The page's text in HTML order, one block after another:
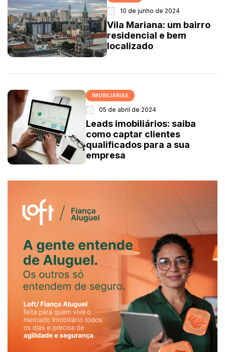
10 de junho de 2024
Vila Mariana: um bairro
residencial e bem
localizado
IMOBILIÁRIAS
05 de abril de 2024
Leads imobiliários: saiba
como captar clientes
qualificados para a sua
empresa